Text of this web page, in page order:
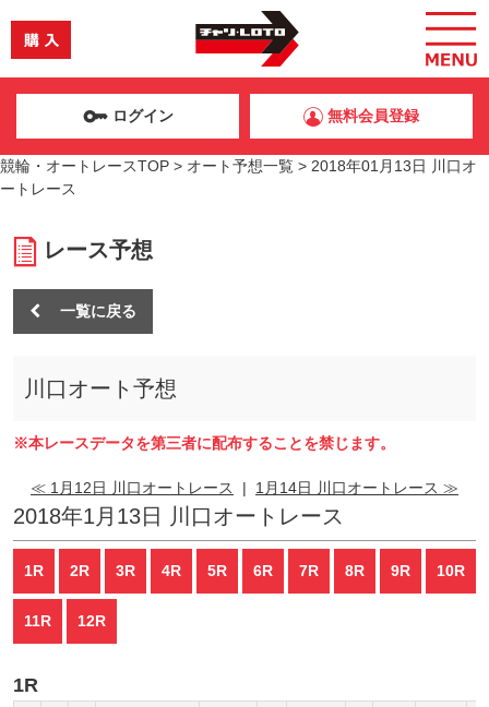
ログイン 無料会員登録
競輪・オートレースTOP > オート予想一覧 > 2018年01月13日 川口オ
ートレース
レース予想
一覧に戻る
川口オート予想
※本レースデータを第三者に配布することを禁じます。
≪ 1月12日 川口オートレース | 1月14日 川口オートレース ≫
2018年1月13日 川口オートレース
1R 2R 3R 4R 5R 6R 7R 8R 9R 10R
11R 12R
1R